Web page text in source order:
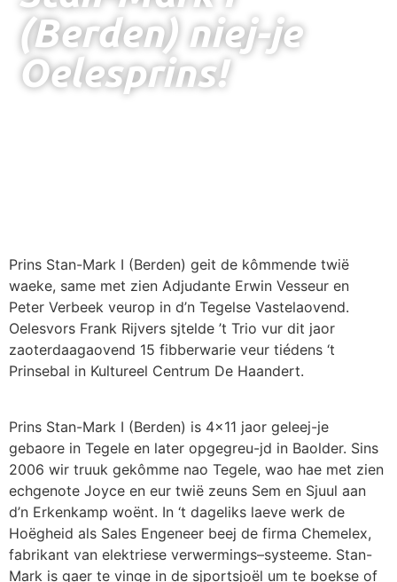
(Berden) niej-je
Oelesprins!
Prins Stan-Mark I (Berden) geit de kômmende twië
waeke, same met zien Adjudante Erwin Vesseur en
Peter Verbeek veurop in d’n Tegelse Vastelaovend.
Oelesvors Frank Rijvers sjtelde ’t Trio vur dit jaor
zaoterdaagaovend 15 fibberwarie veur tiédens ‘t
Prinsebal in Kultureel Centrum De Haandert.
Prins Stan-Mark I (Berden) is 4×11 jaor geleej-je
gebaore in Tegele en later opgegreu-jd in Baolder. Sins
2006 wir truuk gekômme nao Tegele, wao hae met zien
echgenote Joyce en eur twië zeuns Sem en Sjuul aan
d’n Erkenkamp woënt. In ‘t dageliks laeve werk de
Hoëgheid als Sales Engeneer beej de firma Chemelex,
fabrikant van elektriese verwermings–systeeme. Stan-
Mark is gaer te vinge in de sjportsjoël um te boekse of